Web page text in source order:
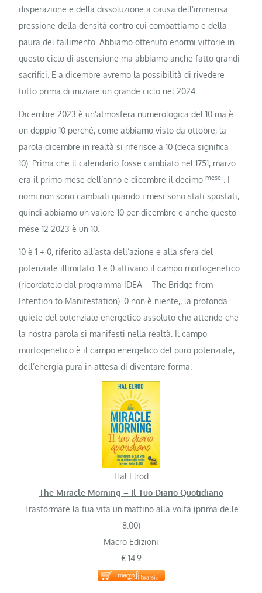
disperazione e della dissoluzione a causa dell’immensa
pressione della densità contro cui combattiamo e della
paura del fallimento. Abbiamo ottenuto enormi vittorie in
questo ciclo di ascensione ma abbiamo anche fatto grandi
sacrifici. E a dicembre avremo la possibilità di rivedere
tutto prima di iniziare un grande ciclo nel 2024.
Dicembre 2023 è un’atmosfera numerologica del 10 ma è
un doppio 10 perché, come abbiamo visto da ottobre, la
parola dicembre in realtà si riferisce a 10 (deca significa
10). Prima che il calendario fosse cambiato nel 1751, marzo
era il primo mese dell’anno e dicembre il decimomese
. I
nomi non sono cambiati quando i mesi sono stati spostati,
quindi abbiamo un valore 10 per dicembre e anche questo
mese 12 2023 è un 10.
10 è 1 + 0, riferito all’asta dell’azione e alla sfera del
potenziale illimitato. 1 e 0 attivano il campo morfogenetico
(ricordatelo dal programma IDEA – The Bridge from
Intention to Manifestation). 0 non è niente,, la profonda
quiete del potenziale energetico assoluto che attende che
la nostra parola si manifesti nella realtà. Il campo
morfogenetico è il campo energetico del puro potenziale,
dell’energia pura in attesa di diventare forma.
Hal Elrod
The Miracle Morning – Il Tuo Diario Quotidiano
Trasformare la tua vita un mattino alla volta (prima delle
8.00)
Macro Edizioni
€ 14.9